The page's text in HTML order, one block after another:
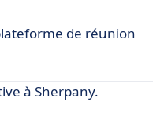
de réunion
à Sherpany.